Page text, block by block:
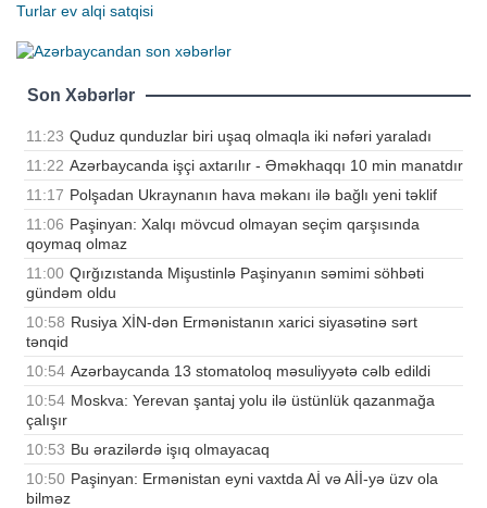
Turlar ev alqi satqisi
Son Xəbərlər
11:23 Quduz qunduzlar biri uşaq olmaqla iki nəfəri yaraladı
11:22 Azərbaycanda işçi axtarılır - Əməkhaqqı 10 min manatdır
11:17 Polşadan Ukraynanın hava məkanı ilə bağlı yeni təklif
11:06 Paşinyan: Xalqı mövcud olmayan seçim qarşısında
qoymaq olmaz
11:00 Qırğızıstanda Mişustinlə Paşinyanın səmimi söhbəti
gündəm oldu
10:58 Rusiya XİN-dən Ermənistanın xarici siyasətinə sərt
tənqid
10:54 Azərbaycanda 13 stomatoloq məsuliyyətə cəlb edildi
10:54 Moskva: Yerevan şantaj yolu ilə üstünlük qazanmağa
çalışır
10:53 Bu ərazilərdə işıq olmayacaq
10:50 Paşinyan: Ermənistan eyni vaxtda Aİ və Aİİ-yə üzv ola
bilməz